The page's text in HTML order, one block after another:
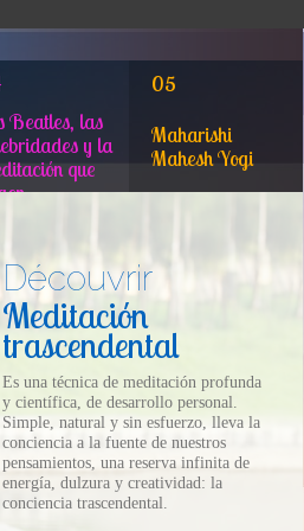
Beatles, las
y la
que
05
Maharishi
Mahesh Yogi
Découvrir
Meditación
trascendental
Es una técnica de meditación profunda
y científica, de desarrollo personal.
Simple, natural y sin esfuerzo, lleva la
conciencia a la fuente de nuestros
pensamientos, una reserva infinita de
energía, dulzura y creatividad: la
conciencia trascendental.